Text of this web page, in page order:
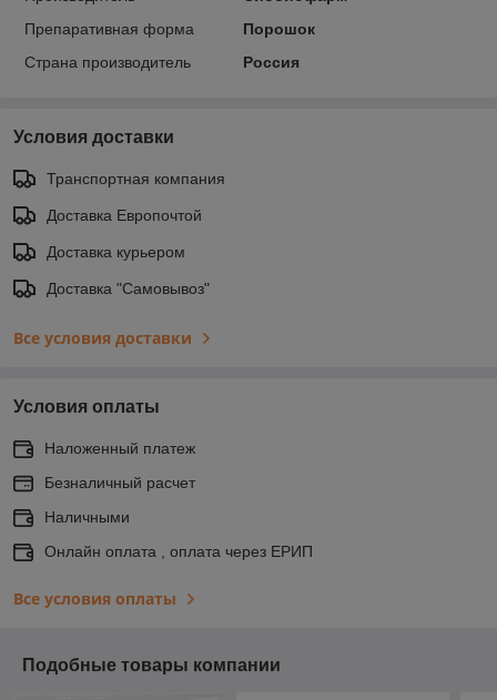
Препаративная форма
Порошок
Страна производитель
Россия
Условия доставки
Транспортная компания
Доставка Европочтой
Доставка курьером
Доставка "Самовывоз"
Все условия доставки
Условия оплаты
Наложенный платеж
Безналичный расчет
Наличными
Онлайн оплата , оплата через ЕРИП
Все условия оплаты
Подобные товары компании